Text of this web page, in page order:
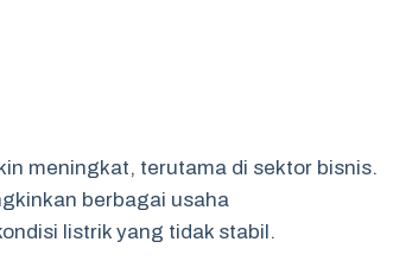
meningkat, terutama di sektor bisnis.
berbagai usaha
listrik yang tidak stabil.